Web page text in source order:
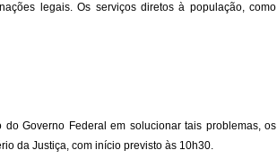
legais. Os serviços diretos à população, como
Governo Federal em solucionar tais problemas, os
da Justiça, com início previsto às 10h30.